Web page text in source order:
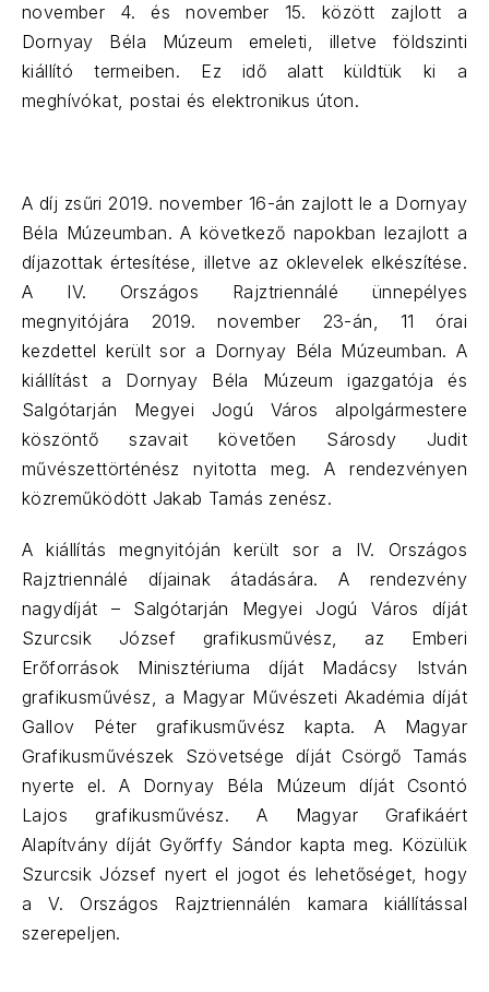
november 4. és november 15. között zajlott a
Dornyay Béla Múzeum emeleti, illetve földszinti
kiállító termeiben. Ez idő alatt küldtük ki a
meghívókat, postai és elektronikus úton.
A díj zsűri 2019. november 16-án zajlott le a Dornyay
Béla Múzeumban. A következő napokban lezajlott a
díjazottak értesítése, illetve az oklevelek elkészítése.
A IV. Országos Rajztriennálé ünnepélyes
megnyitójára 2019. november 23-án, 11 órai
kezdettel került sor a Dornyay Béla Múzeumban. A
kiállítást a Dornyay Béla Múzeum igazgatója és
Salgótarján Megyei Jogú Város alpolgármestere
köszöntő szavait követően Sárosdy Judit
művészettörténész nyitotta meg. A rendezvényen
közreműködött Jakab Tamás zenész.
A kiállítás megnyitóján került sor a IV. Országos
Rajztriennálé díjainak átadására. A rendezvény
nagydíját – Salgótarján Megyei Jogú Város díját
Szurcsik József grafikusművész, az Emberi
Erőforrások Minisztériuma díját Madácsy István
grafikusművész, a Magyar Művészeti Akadémia díját
Gallov Péter grafikusművész kapta. A Magyar
Grafikusművészek Szövetsége díját Csörgő Tamás
nyerte el. A Dornyay Béla Múzeum díját Csontó
Lajos grafikusművész. A Magyar Grafikáért
Alapítvány díját Győrffy Sándor kapta meg. Közülük
Szurcsik József nyert el jogot és lehetőséget, hogy
a V. Országos Rajztriennálén kamara kiállítással
szerepeljen.